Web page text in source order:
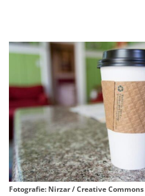
Fotografie: Nirzar / Creative